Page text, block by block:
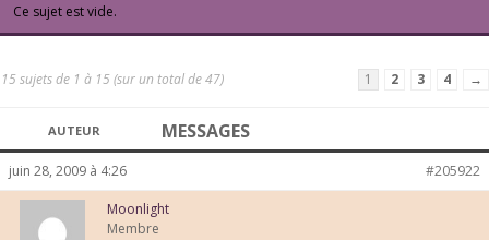
Ce sujet est vide.
15 sujets de 1 à 15 (sur un total de 47) 1 2 3 4 →
AUTEUR MESSAGES
juin 28, 2009 à 4:26 #205922
Moonlight
Membre